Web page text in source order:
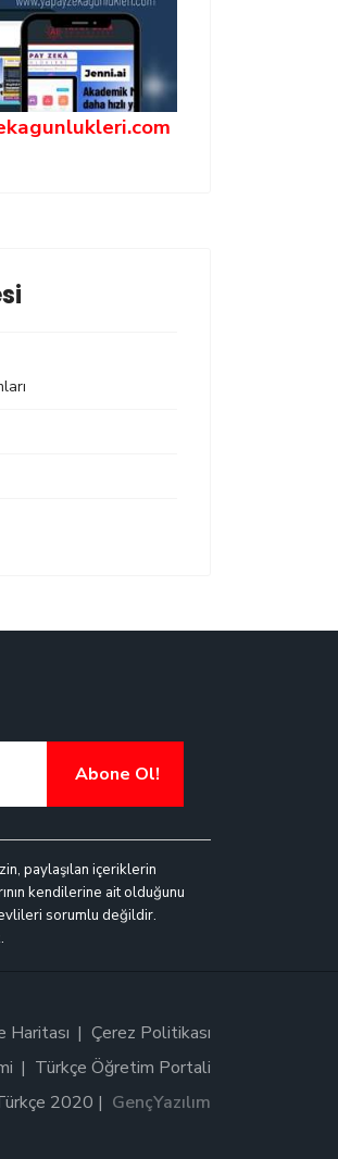
Abone Ol!
paylaşılan içeriklerin
kendilerine ait olduğunu
sorumlu değildir.
Haritası
Çerez Politikası
Türkçe Öğretim Portali
2020 | GençYazılım